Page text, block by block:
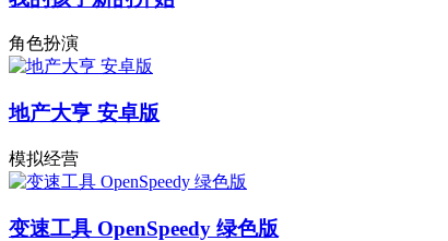
角色扮演
地产大亨 安卓版
模拟经营
变速工具 OpenSpeedy 绿色版